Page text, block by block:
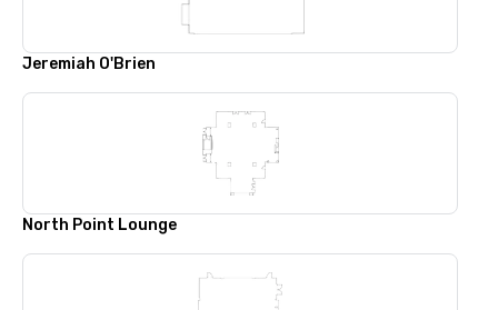
Jeremiah O'Brien
North Point Lounge